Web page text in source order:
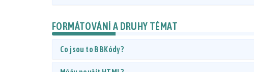
FORMÁTOVÁNÍ A DRUHY TÉMAT
Co jsou to BBKódy?